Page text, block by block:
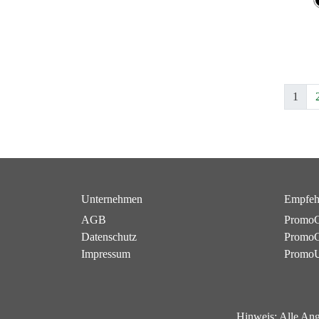
1
Unternehmen
AGB
Datenschutz
Impressum
Hinweis: Alle